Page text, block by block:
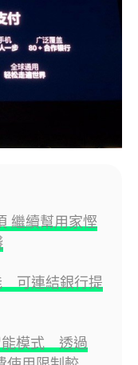
繼續幫用家慳
可連結銀行提
能模式 透過